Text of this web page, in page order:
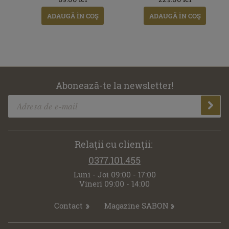
ADAUGĂ ÎN COŞ ADAUGĂ ÎN COŞ
Abonează-te la newsletter!
Relaţii cu clienţii:
0377.101.455
Luni - Joi 09:00 - 17:00
Vineri 09:00 - 14:00
Contact Magazine SABON